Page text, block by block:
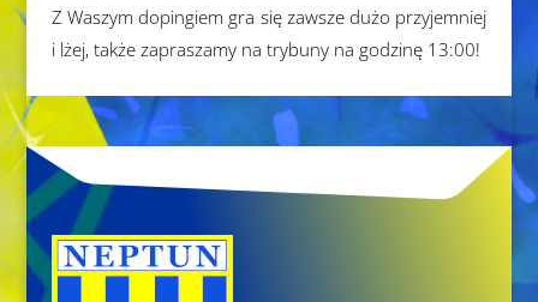
Z Waszym dopingiem gra się zawsze dużo przyjemniej
i lżej, także zapraszamy na trybuny na godzinę 13:00!